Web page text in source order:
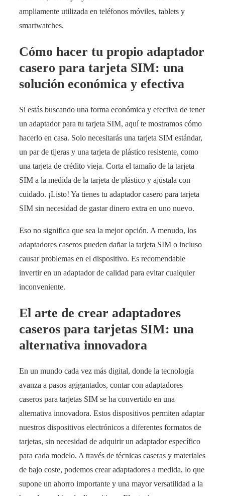
ampliamente utilizada en teléfonos móviles, tablets y
smartwatches.
Cómo hacer tu propio adaptador
casero para tarjeta SIM: una
solución económica y efectiva
Si estás buscando una forma económica y efectiva de tener
un adaptador para tu tarjeta SIM, aquí te mostramos cómo
hacerlo en casa. Solo necesitarás una tarjeta SIM estándar,
un par de tijeras y una tarjeta de plástico resistente, como
una tarjeta de crédito vieja. Corta el tamaño de la tarjeta
SIM a la medida de la tarjeta de plástico y ajústala con
cuidado. ¡Listo! Ya tienes tu adaptador casero para tarjeta
SIM sin necesidad de gastar dinero extra en uno nuevo.
Eso no significa que sea la mejor opción. A menudo, los
adaptadores caseros pueden dañar la tarjeta SIM o incluso
causar problemas en el dispositivo. Es recomendable
invertir en un adaptador de calidad para evitar cualquier
inconveniente.
El arte de crear adaptadores
caseros para tarjetas SIM: una
alternativa innovadora
En un mundo cada vez más digital, donde la tecnología
avanza a pasos agigantados, contar con adaptadores
caseros para tarjetas SIM se ha convertido en una
alternativa innovadora. Estos dispositivos permiten adaptar
nuestros dispositivos electrónicos a diferentes formatos de
tarjetas, sin necesidad de adquirir un adaptador específico
para cada modelo. A través de técnicas caseras y materiales
de bajo coste, podemos crear adaptadores a medida, lo que
supone un ahorro importante y una mayor versatilidad a la